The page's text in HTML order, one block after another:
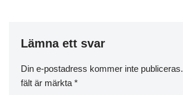
Lämna ett svar
Din e-postadress kommer inte publiceras.
fält är märkta *